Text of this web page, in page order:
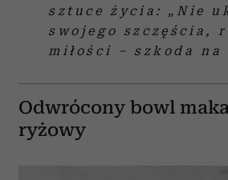
sztuce życia: „Nie
swojego szczęścia,
miłości – szkoda na
Odwrócony bowl
ryżowy